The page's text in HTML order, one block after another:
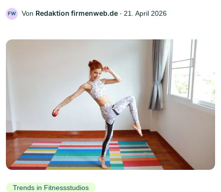
FW Von Redaktion firmenweb.de ‧ 21. April 2026
Trends in Fitnessstudios